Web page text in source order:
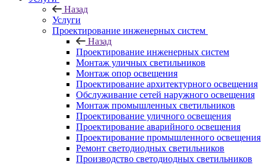
Назад
Услуги
Проектирование инженерных систем
Назад
Проектирование инженерных систем
Монтаж уличных светильников
Монтаж опор освещения
Проектирование архитектурного освещения
Обслуживание сетей наружного освещения
Монтаж промышленных светильников
Проектирование уличного освещения
Проектирование аварийного освещения
Проектирование промышленного освещения
Ремонт светодиодных светильников
Производство светодиодных светильников